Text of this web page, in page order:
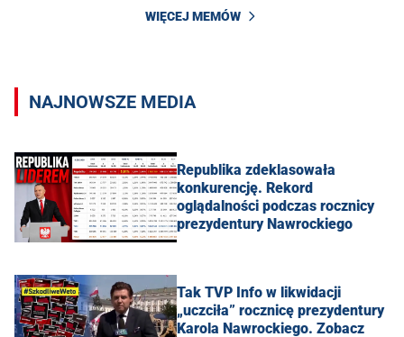
WIĘCEJ MEMÓW
NAJNOWSZE MEDIA
Republika zdeklasowała
konkurencję. Rekord
oglądalności podczas rocznicy
prezydentury Nawrockiego
Tak TVP Info w likwidacji
„uczciła” rocznicę prezydentury
Karola Nawrockiego. Zobacz